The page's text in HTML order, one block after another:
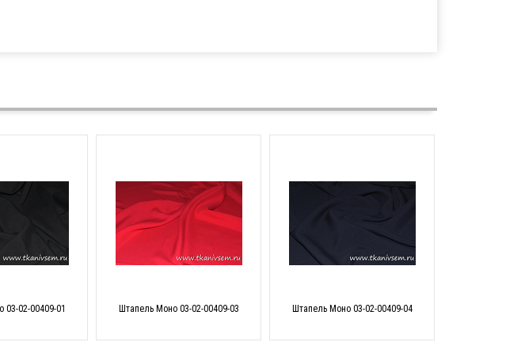
03-02-00409-01 Штапель Моно 03-02-00409-03 Штапель Моно 03-02-00409-04